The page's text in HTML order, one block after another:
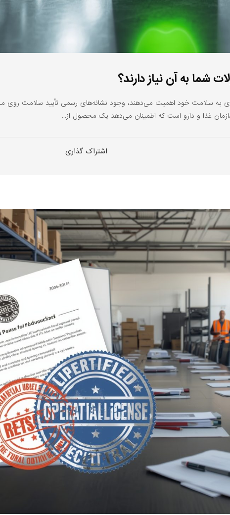
به آن نیاز دارند؟
به سلامت خود اهمیت می‌دهند، وجود نشانه‌های رسمی تأیید سلامت روی
غذا و دارو است که اطمینان می‌دهد یک محصول از...
اشتراک گذاری